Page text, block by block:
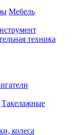
Мебель
техника
Такелажные